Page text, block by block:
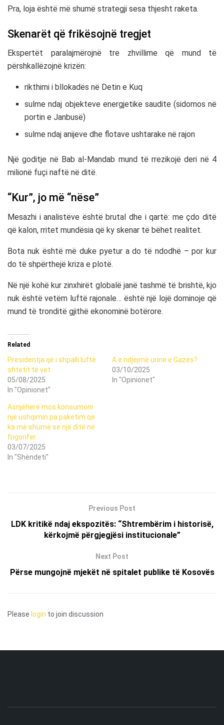
Pra, loja është më shumë strategji sesa thjesht raketa.
Skenarët që frikësojnë tregjet
Ekspertët paralajmërojnë tre zhvillime që mund të
përshkallëzojnë krizën:
rikthimi i bllokadës në Detin e Kuq
sulme ndaj objekteve energjetike saudite (sidomos në
portin e Janbusë)
sulme ndaj anijeve dhe flotave ushtarake në rajon
Një goditje në Bab al-Mandab mund të rrezikojë deri në 4
milionë fuçi naftë në ditë.
“Kur”, jo më “nëse”
Mesazhi i analistëve është brutal dhe i qartë: me çdo ditë
që kalon, rritet mundësia që ky skenar të bëhet realitet.
Bota nuk është më duke pyetur a do të ndodhë – por kur
do të shpërthejë kriza e plotë.
Në një kohë kur zinxhirët globalë janë tashmë të brishtë, kjo
nuk është vetëm luftë rajonale… është një lojë dominoje që
mund të tronditë gjithë ekonominë botërore.
Related
Presidentja që i shpalli luftë
shtetit të vet
05/08/2025
In "Opinionet"
A e ndjejmë urinë e Gazës?
03/10/2025
In "Opinionet"
Asnjëherë mos konsumoni
një ushqimin pa paketim që
ka më shumë se një ditë në
frigorifer
03/07/2025
In "Shëndeti"
Previous Post
LDK kritikë ndaj ekspozitës: “Shtrembërim i historisë,
kërkojmë përgjegjësi institucionale”
Next Post
Përse mungojnë mjekët në spitalet publike të Kosovës
Please login to join discussion